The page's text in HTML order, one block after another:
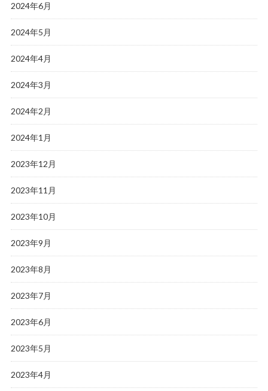
2024年6月
2024年5月
2024年4月
2024年3月
2024年2月
2024年1月
2023年12月
2023年11月
2023年10月
2023年9月
2023年8月
2023年7月
2023年6月
2023年5月
2023年4月